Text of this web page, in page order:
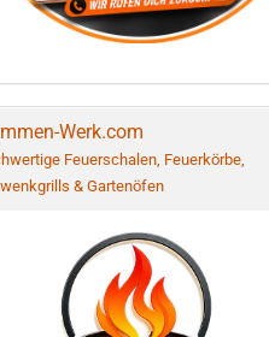
Werk.com
Feuerschalen, Feuerkörbe,
& Gartenöfen